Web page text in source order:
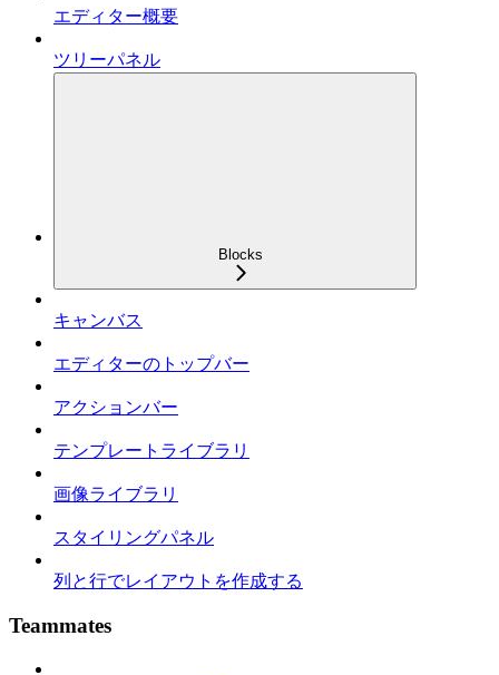
エディター概要
ツリーパネル
Blocks
キャンバス
エディターのトップバー
アクションバー
テンプレートライブラリ
画像ライブラリ
スタイリングパネル
列と行でレイアウトを作成する
Teammates